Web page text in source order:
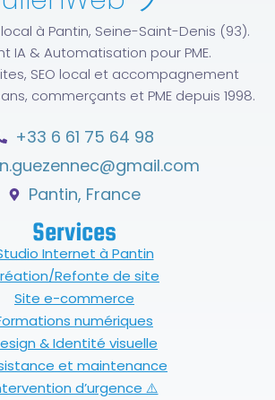
à Pantin, Seine-Saint-Denis (93).
IA & Automatisation pour PME.
SEO local et accompagnement
commerçants et PME depuis 1998.
+33 6 61 75 64 98
Pantin, France
Services
Internet à Pantin
Refonte de site
Site e-commerce
numériques
& Identité visuelle
et maintenance
d’urgence ⚠️